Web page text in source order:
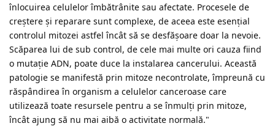
înlocuirea celulelor îmbătrânite sau afectate. Procesele de
creștere și reparare sunt complexe, de aceea este esențial
controlul mitozei astfel încât să se desfășoare doar la nevoie.
Scăparea lui de sub control, de cele mai multe ori cauza fiind
o mutație ADN, poate duce la instalarea cancerului. Această
patologie se manifestă prin mitoze necontrolate, împreună cu
răspândirea în organism a celulelor canceroase care
utilizează toate resursele pentru a se înmulți prin mitoze,
încât ajung să nu mai aibă o activitate normală."